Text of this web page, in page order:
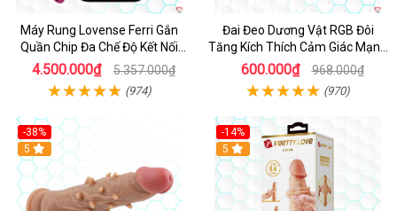
Máy Rung Lovense Ferri Gắn
Quần Chip Đa Chế Độ Kết Nối
App
4.500.000₫ 5.357.000₫
(974)
Đai Đeo Dương Vật RGB Đôi
Tăng Kích Thích Cảm Giác Mạnh
Mẽ
600.000₫ 968.000₫
(970)
-38%
5
-14%
5